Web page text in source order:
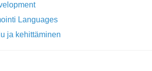
Languages
ja kehittäminen